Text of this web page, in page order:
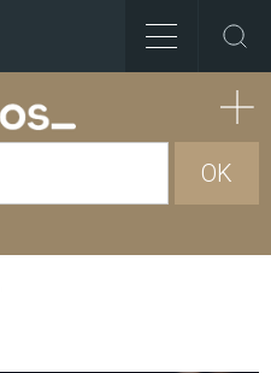
OK